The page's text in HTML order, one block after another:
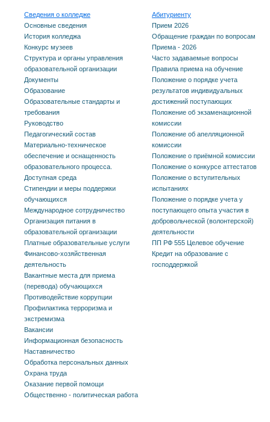
Сведения о колледже
Основные сведения
История колледжа
Конкурс музеев
Структура и органы управления
образовательной организации
Документы
Образование
Образовательные стандарты и
требования
Руководство
Педагогический состав
Материально-техническое
обеспечение и оснащенность
образовательного процесса.
Доступная среда
Стипендии и меры поддержки
обучающихся
Международное сотрудничество
Организация питания в
образовательной организации
Платные образовательные услуги
Финансово-хозяйственная
деятельность
Вакантные места для приема
(перевода) обучающихся
Противодействие коррупции
Профилактика терроризма и
экстремизма
Вакансии
Информационная безопасность
Наставничество
Обработка персональных данных
Охрана труда
Оказание первой помощи
Общественно - политическая работа
Абитуриенту
Прием 2026
Обращение граждан по вопросам
Приема - 2026
Часто задаваемые вопросы
Правила приема на обучение
Положение о порядке учета
результатов индивидуальных
достижений поступающих
Положение об экзаменационной
комиссии
Положение об апелляционной
комиссии
Положение о приёмной комиссии
Положение о конкурсе аттестатов
Положение о вступительных
испытаниях
Положение о порядке учета у
поступающего опыта участия в
добровольческой (волонтерской)
деятельности
ПП РФ 555 Целевое обучение
Кредит на образование с
господдержкой